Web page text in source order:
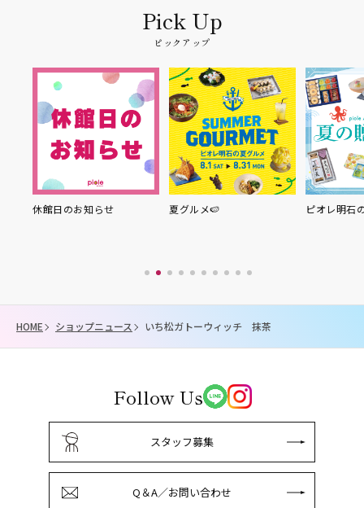
ピックアップ
夏グルメ🍉 ピオレ明石の夏の贈り物
HOME ショップニュース いち松ガトーウィッチ 抹茶
Follow Us
スタッフ募集
Q＆A／お問い合わせ